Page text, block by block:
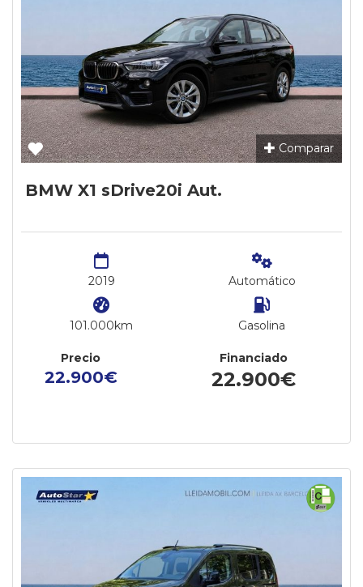
Comparar
BMW X1 sDrive20i Aut.
2019
101.000km
Automático
Gasolina
Precio
22.900€
Financiado
22.900€